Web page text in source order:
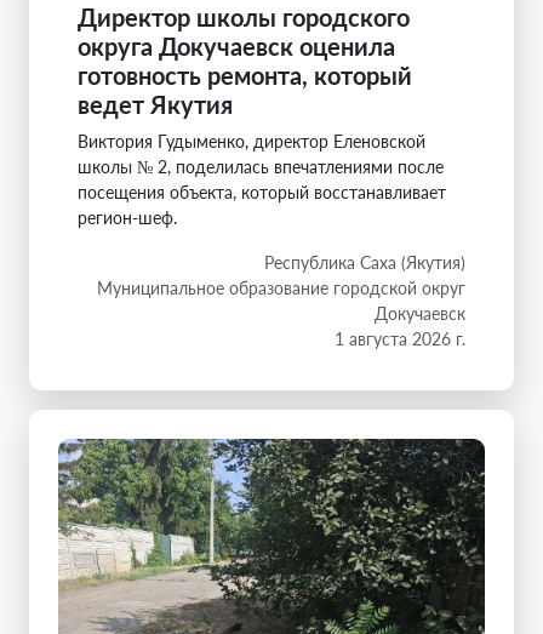
Директор школы городского
округа Докучаевск оценила
готовность ремонта, который
ведет Якутия
Виктория Гудыменко, директор Еленовской
школы № 2, поделилась впечатлениями после
посещения объекта, который восстанавливает
регион-шеф.
Республика Саха (Якутия)
Муниципальное образование городской округ
Докучаевск
1 августа 2026 г.